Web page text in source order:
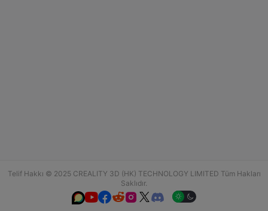
Telif Hakkı © 2025 CREALITY 3D (HK) TECHNOLOGY LIMITED Tüm Hakları
Saklıdır.
  